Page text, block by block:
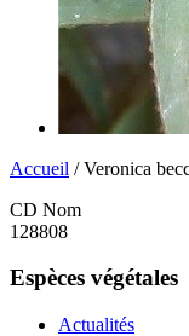
Accueil / Veronica
CD Nom
128808
Espèces végétales
Actualités